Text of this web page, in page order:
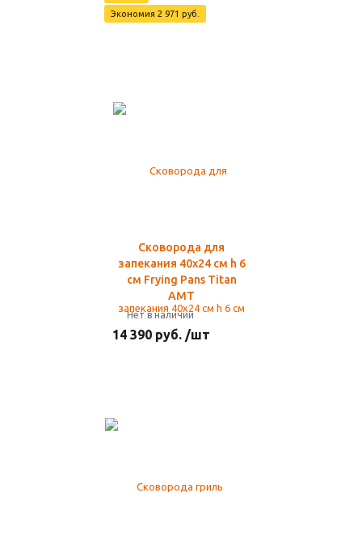
Экономия 2 971 руб.
Сковорода для
запекания 40х24 см h 6
см Frying Pans Titan
AMT
Нет в наличии
14 390 руб. /шт